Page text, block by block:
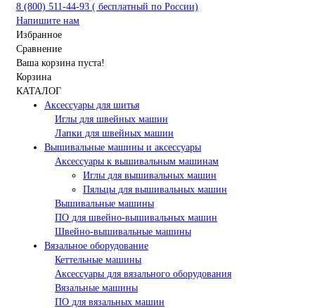
8 (800) 511-44-93 ( бесплатный по России)
Напишите нам
Избранное
Сравнение
Ваша корзина пуста!
Корзина
КАТАЛОГ
Аксессуары для шитья
Иглы для швейных машин
Лапки для швейных машин
Вышивальные машины и аксессуары
Аксессуары к вышивальным машинам
Иглы для вышивальных машин
Пяльцы для вышивальных машин
Вышивальные машины
ПО для швейно-вышивальных машин
Швейно-вышивальные машины
Вязальное оборудование
Кеттельные машины
Аксессуары для вязального оборудования
Вязальные машины
ПО для вязальных машин